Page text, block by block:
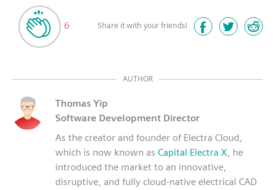
6 Share it with your friends!
AUTHOR
Thomas Yip
Software Development Director
As the creator and founder of Electra Cloud,
which is now known as Capital Electra X, he
introduced the market to an innovative,
disruptive, and fully cloud-native electrical CAD